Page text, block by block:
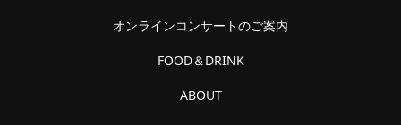
オンラインコンサートのご案内
FOOD＆DRINK
ABOUT